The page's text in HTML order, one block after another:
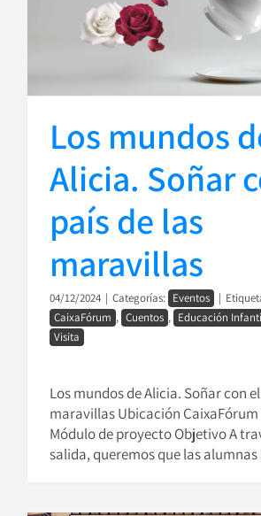
Los mundos
Alicia. Soñar
país de las
maravillas
04/12/2024 | Categorías: Eventos |
CaixaFórum , Cuentos , Educación
Visita
Los mundos de Alicia. Soñar con
maravillas Ubicación CaixaFórum
Módulo de proyecto Objetivo A
salida, queremos que las alumnas